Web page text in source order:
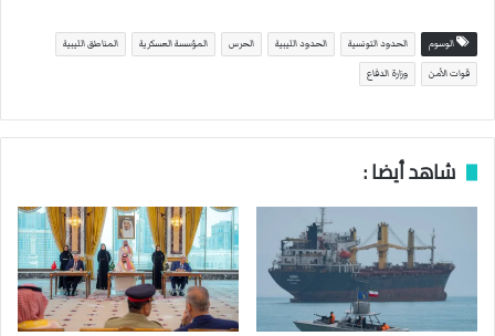
الوسوم الحدود التونسية الحدود الليبية الحرس المؤسسة العسكرية المناطق الليبية
قوات الأمن وزارة الدفاع
شاهد أيضا :